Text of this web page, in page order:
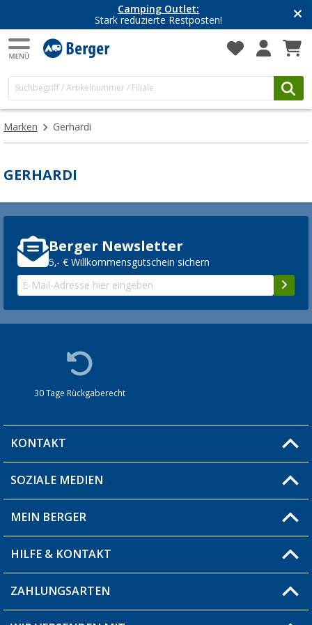
Camping Outlet:
Stark reduzierte Restposten!
Marken Gerhardi
GERHARDI
Berger Newsletter
5,- € Willkommensgutschein sichern
30 Tage Rückgaberecht
KONTAKT
Du hast eine Frage?
Filiale finden
SOZIALE MEDIEN
MEIN BERGER
Blog
Produkttester
HILFE & KONTAKT
Fragen & Antworten / FAQ
ZAHLUNGSARTEN